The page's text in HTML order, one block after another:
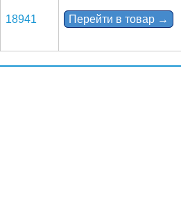
18941 Перейти в товар →